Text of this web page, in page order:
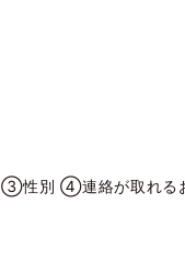
別 ④連絡が取れるお